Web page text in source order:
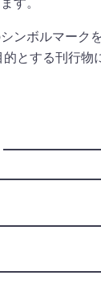
ンボルマーク
とする刊行物